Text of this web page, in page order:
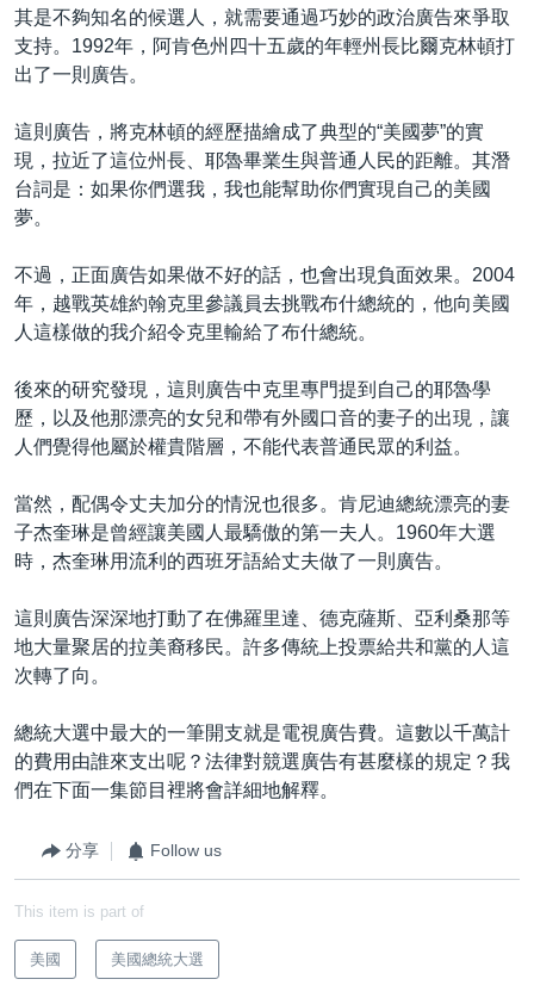
其是不夠知名的候選人，就需要通過巧妙的政治廣告來爭取
支持。1992年，阿肯色州四十五歲的年輕州長比爾克林頓打
出了一則廣告。
這則廣告，將克林頓的經歷描繪成了典型的“美國夢”的實
現，拉近了這位州長、耶魯畢業生與普通人民的距離。其潛
台詞是：如果你們選我，我也能幫助你們實現自己的美國
夢。
不過，正面廣告如果做不好的話，也會出現負面效果。2004
年，越戰英雄約翰克里參議員去挑戰布什總統的，他向美國
人這樣做的我介紹令克里輸給了布什總統。
後來的研究發現，這則廣告中克里專門提到自己的耶魯學
歷，以及他那漂亮的女兒和帶有外國口音的妻子的出現，讓
人們覺得他屬於權貴階層，不能代表普通民眾的利益。
當然，配偶令丈夫加分的情況也很多。肯尼迪總統漂亮的妻
子杰奎琳是曾經讓美國人最驕傲的第一夫人。1960年大選
時，杰奎琳用流利的西班牙語給丈夫做了一則廣告。
這則廣告深深地打動了在佛羅里達、德克薩斯、亞利桑那等
地大量聚居的拉美裔移民。許多傳統上投票給共和黨的人這
次轉了向。
總統大選中最大的一筆開支就是電視廣告費。這數以千萬計
的費用由誰來支出呢？法律對競選廣告有甚麼樣的規定？我
們在下面一集節目裡將會詳細地解釋。
分享 Follow us
This item is part of
美國 美國總統大選